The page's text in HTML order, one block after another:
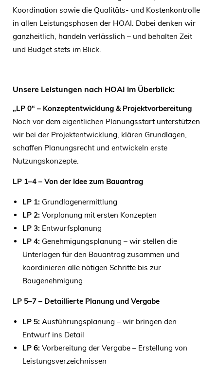
Koordination sowie die Qualitäts- und Kostenkontrolle
in allen Leistungsphasen der HOAI. Dabei denken wir
ganzheitlich, handeln verlässlich – und behalten Zeit
und Budget stets im Blick.
Unsere Leistungen nach HOAI im Überblick:
„LP 0“ – Konzeptentwicklung & Projektvorbereitung
Noch vor dem eigentlichen Planungsstart unterstützen
wir bei der Projektentwicklung, klären Grundlagen,
schaffen Planungsrecht und entwickeln erste
Nutzungskonzepte.
LP 1–4 – Von der Idee zum Bauantrag
LP 1: Grundlagenermittlung
LP 2: Vorplanung mit ersten Konzepten
LP 3: Entwurfsplanung
LP 4: Genehmigungsplanung – wir stellen die
Unterlagen für den Bauantrag zusammen und
koordinieren alle nötigen Schritte bis zur
Baugenehmigung
LP 5–7 – Detaillierte Planung und Vergabe
LP 5: Ausführungsplanung – wir bringen den
Entwurf ins Detail
LP 6: Vorbereitung der Vergabe – Erstellung von
Leistungsverzeichnissen